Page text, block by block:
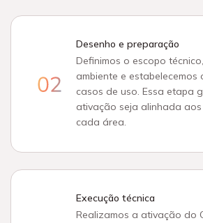
Desenho e preparação
Definimos o escopo
ambiente e estabelecemos
casos de uso. Essa etapa
ativação seja alinhada
cada área.
Execução técnica
Realizamos a ativação do